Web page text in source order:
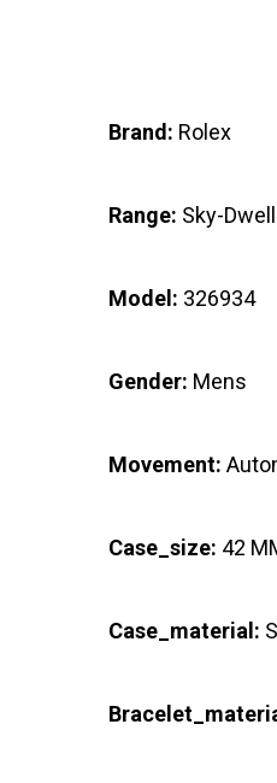
Brand: Rolex
Range: Sky-
Model: 326934
Gender: Mens
Movement:
Case_size: 42
Case_material: